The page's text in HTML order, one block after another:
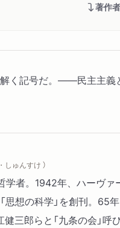
著作
く記号だ。――民主主義
しゅんすけ ）
学者。1942年、ハーヴァ
思想の科学」を創刊。65
三郎らと「九条の会」呼